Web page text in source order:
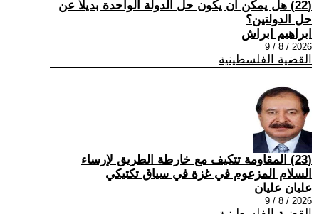
(22) هل يمكن أن يكون حل الدولة الواحدة بديلا عن
حل الدولتين؟
ابراهيم ابراش
2026 / 8 / 9
القضية الفلسطينية
(23) المقاومة تتكيف مع خارطة الطريق لإرساء
السلام المزعوم في غزة في سياق تكتيكي
عليان عليان
2026 / 8 / 9